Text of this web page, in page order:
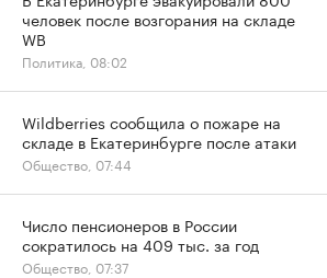
человек после возгорания на складе
WB
Политика, 08:02
Wildberries сообщила о пожаре на
складе в Екатеринбурге после атаки
Общество, 07:44
Число пенсионеров в России
сократилось на 409 тыс. за год
Общество, 07:37